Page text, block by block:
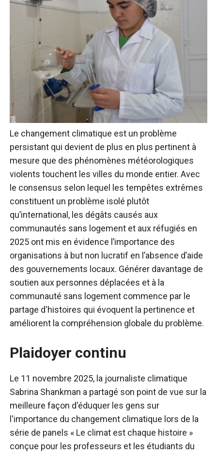
Le changement climatique est un problème
persistant qui devient de plus en plus pertinent à
mesure que des phénomènes météorologiques
violents touchent les villes du monde entier. Avec
le consensus selon lequel les tempêtes extrêmes
constituent un problème isolé plutôt
qu’international, les dégâts causés aux
communautés sans logement et aux réfugiés en
2025 ont mis en évidence l’importance des
organisations à but non lucratif en l’absence d’aide
des gouvernements locaux. Générer davantage de
soutien aux personnes déplacées et à la
communauté sans logement commence par le
partage d'histoires qui évoquent la pertinence et
améliorent la compréhension globale du problème.
Plaidoyer continu
Le 11 novembre 2025, la journaliste climatique
Sabrina Shankman a partagé son point de vue sur la
meilleure façon d'éduquer les gens sur
l'importance du changement climatique lors de la
série de panels « Le climat est chaque histoire »
conçue pour les professeurs et les étudiants du